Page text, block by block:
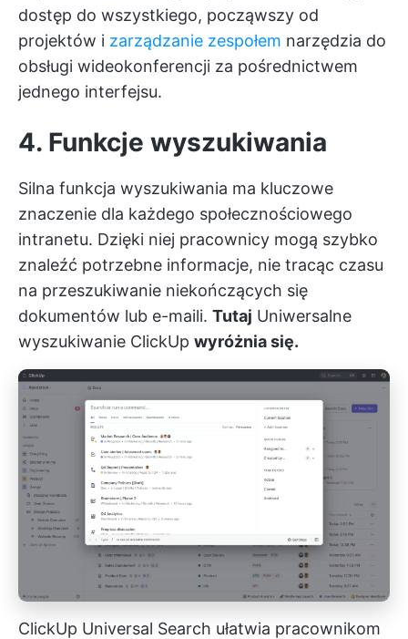
dostęp do wszystkiego, począwszy od
projektów i zarządzanie zespołem narzędzia do
obsługi wideokonferencji za pośrednictwem
jednego interfejsu.
4. Funkcje wyszukiwania
Silna funkcja wyszukiwania ma kluczowe
znaczenie dla każdego społecznościowego
intranetu. Dzięki niej pracownicy mogą szybko
znaleźć potrzebne informacje, nie tracąc czasu
na przeszukiwanie niekończących się
dokumentów lub e-maili. Tutaj Uniwersalne
wyszukiwanie ClickUp wyróżnia się.
ClickUp Universal Search ułatwia pracownikom